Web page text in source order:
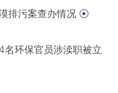
排污案查办情况
环保官员涉渎职被立